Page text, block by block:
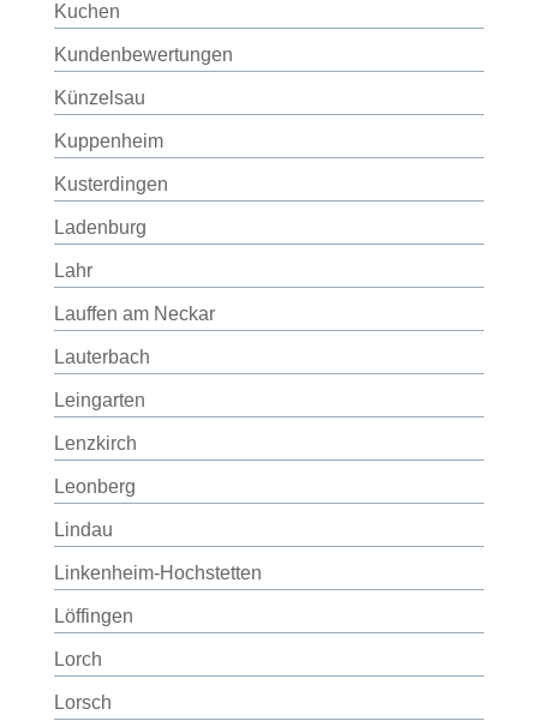
Kuchen
Kundenbewertungen
Künzelsau
Kuppenheim
Kusterdingen
Ladenburg
Lahr
Lauffen am Neckar
Lauterbach
Leingarten
Lenzkirch
Leonberg
Lindau
Linkenheim-Hochstetten
Löffingen
Lorch
Lorsch